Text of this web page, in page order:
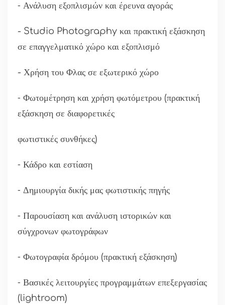
⁃ Ανάλυση εξοπλισμών και έρευνα αγοράς
- Studio Photography και πρακτική εξάσκηση
σε επαγγελματικό χώρο και εξοπλισμό
- Χρήση του Φλας σε εξωτερικό χώρο
⁃ Φωτομέτρηση και χρήση φωτόμετρου (πρακτική
εξάσκηση σε διαφορετικές
φωτιστικές συνθήκες)
⁃ Κάδρο και εστίαση
⁃ Δημιουργία δικής μας φωτιστικής πηγής
⁃ Παρουσίαση και ανάλυση ιστορικών και
σύγχρονων φωτογράφων
⁃ Φωτογραφία δρόμου (πρακτική εξάσκηση)
⁃ Βασικές λειτουργίες προγραμμάτων επεξεργασίας
(lightroom)